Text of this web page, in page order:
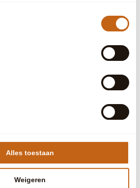
Alles toestaan
Weigeren
optimaliseren.
ent
Registreert gegevens
over bezoekers die
meerdere bezoeken